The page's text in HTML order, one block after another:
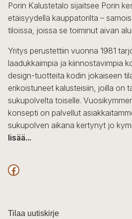
tehdä
valinnat
tuotteen
sivulla.
Porin Kalustetalo sijaitsee Porin
etäisyydellä kauppatorilta –
tiloissa, joissa se toiminut aivan
Yritys perustettiin vuonna 1981
laadukkaimpia ja kiinnostavimpia
design-tuotteita kodin jokaiseen
erikoistuneet kalusteisiin, joilla on
sukupolvelta toiselle.
konsepti on palvellut
sukupolven aikana kertynyt jo
lisää...
F
c
Tilaa uutiskirje